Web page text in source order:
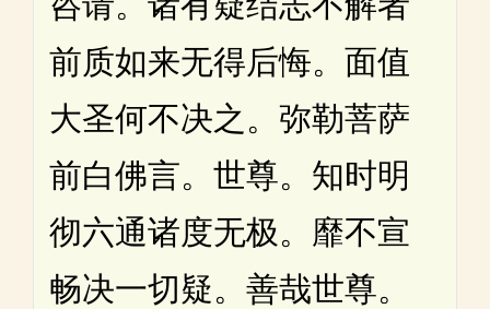
前质如来无得后悔。面值
大圣何不决之。弥勒菩萨
前白佛言。世尊。知时明
彻六通诸度无极。靡不宣
畅决一切疑。善哉世尊。